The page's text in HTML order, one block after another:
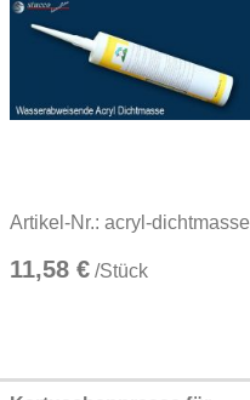
Artikel-Nr.: acryl-dichtmasse
11,58 € /Stück